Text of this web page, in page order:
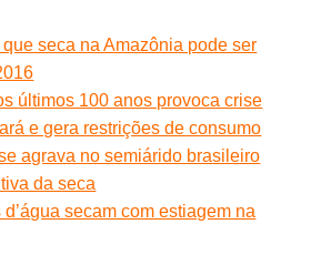
seca na Amazônia pode ser
últimos 100 anos provoca crise
e gera restrições de consumo
agrava no semiárido brasileiro
da seca
secam com estiagem na